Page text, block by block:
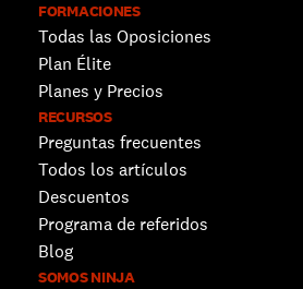
FORMACIONES
Todas las Oposiciones
Plan Élite
Planes y Precios
RECURSOS
Preguntas frecuentes
Todos los artículos
Descuentos
Programa de referidos
Blog
SOMOS NINJA